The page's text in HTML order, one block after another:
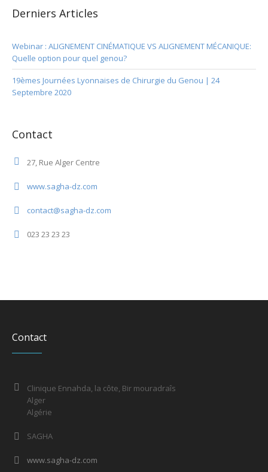
Derniers Articles
Webinar : ALIGNEMENT CINÉMATIQUE VS ALIGNEMENT MÉCANIQUE:
Quelle option pour quel genou?
19èmes Journées Lyonnaises de Chirurgie du Genou | 24
Septembre 2020
Contact
27, Rue Alger Centre
www.sagha-dz.com
contact@sagha-dz.com
023 23 23 23
Contact
Clinique Ennahda, la côte, Bir mouradraîs
Alger
Algérie
SAGHA
www.sagha-dz.com